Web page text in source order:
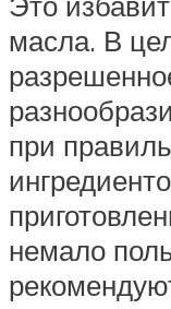
масла. В
при
немало